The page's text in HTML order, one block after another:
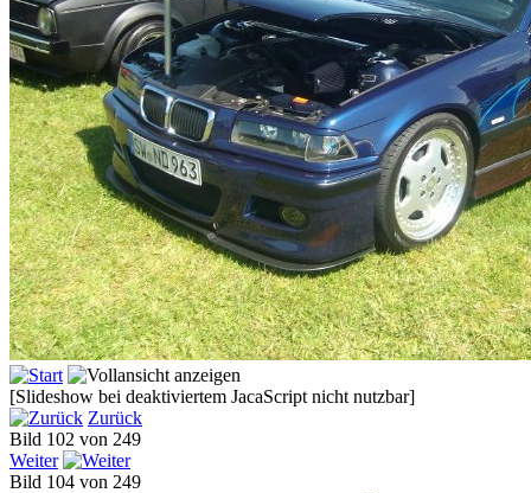
[Slideshow bei deaktiviertem JacaScript nicht nutzbar]
Zurück
Bild 102 von 249
Weiter
Bild 104 von 249